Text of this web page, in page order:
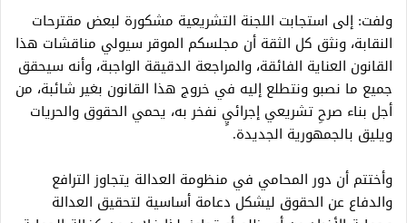
ولفت: إلى استجابت اللجنة التشريعية مشكورة لبعض مقترحات
النقابة، ونثق كل الثقة أن مجلسكم الموقر سيولي مناقشات هذا
القانون العناية الفائقة، والمراجعة الدقيقة الواجبة، وأنه سيحقق
جميع ما نصبو ونتطلع إليه في خروج هذا القانون بغير شائبة، من
أجل بناء صرحِ تشريعي إجرائيٍ نفخر به، يحمي الحقوق والحريات
ويليق بالجمهورية الجديدة.
وأختتم أن دور المحامي في منظومة العدالة يتجاوز الترافع
والدفاع عن الحقوق ليشكل دعامة أساسية لتحقيق العدالة